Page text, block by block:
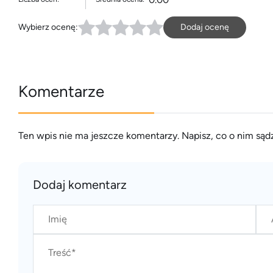
Wybierz ocenę: Dodaj ocenę
Komentarze
Ten wpis nie ma jeszcze komentarzy. Napisz, co o nim
Dodaj komentarz